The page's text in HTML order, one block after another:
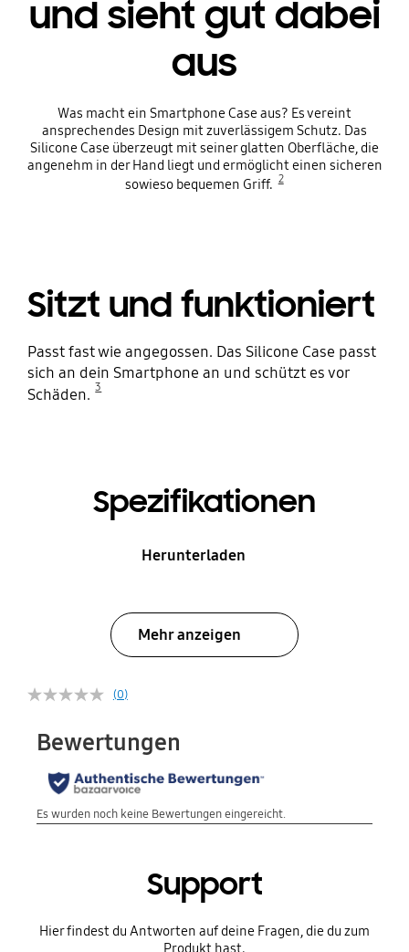
und sieht gut dabei
aus
Was macht ein Smartphone Case aus? Es vereint
ansprechendes Design mit zuverlässigem Schutz. Das
Silicone Case überzeugt mit seiner glatten Oberfläche, die
angenehm in der Hand liegt und ermöglicht einen sicheren
sowieso bequemen Griff. 2
Sitzt und funktioniert
Passt fast wie angegossen. Das Silicone Case passt
sich an dein Smartphone an und schützt es vor
Schäden. 3
Spezifikationen
Herunterladen
Mehr anzeigen
(0)
Support
Hier findest du Antworten auf deine Fragen, die du zum
Produkt hast.